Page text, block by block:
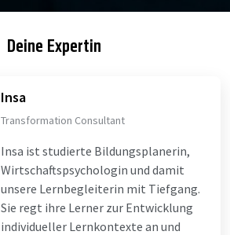
Deine Expertin
Insa
Transformation Consultant
Insa ist studierte Bildungsplanerin,
Wirtschaftspsychologin und damit
unsere Lernbegleiterin mit Tiefgang.
Sie regt ihre Lerner zur Entwicklung
individueller Lernkontexte an und